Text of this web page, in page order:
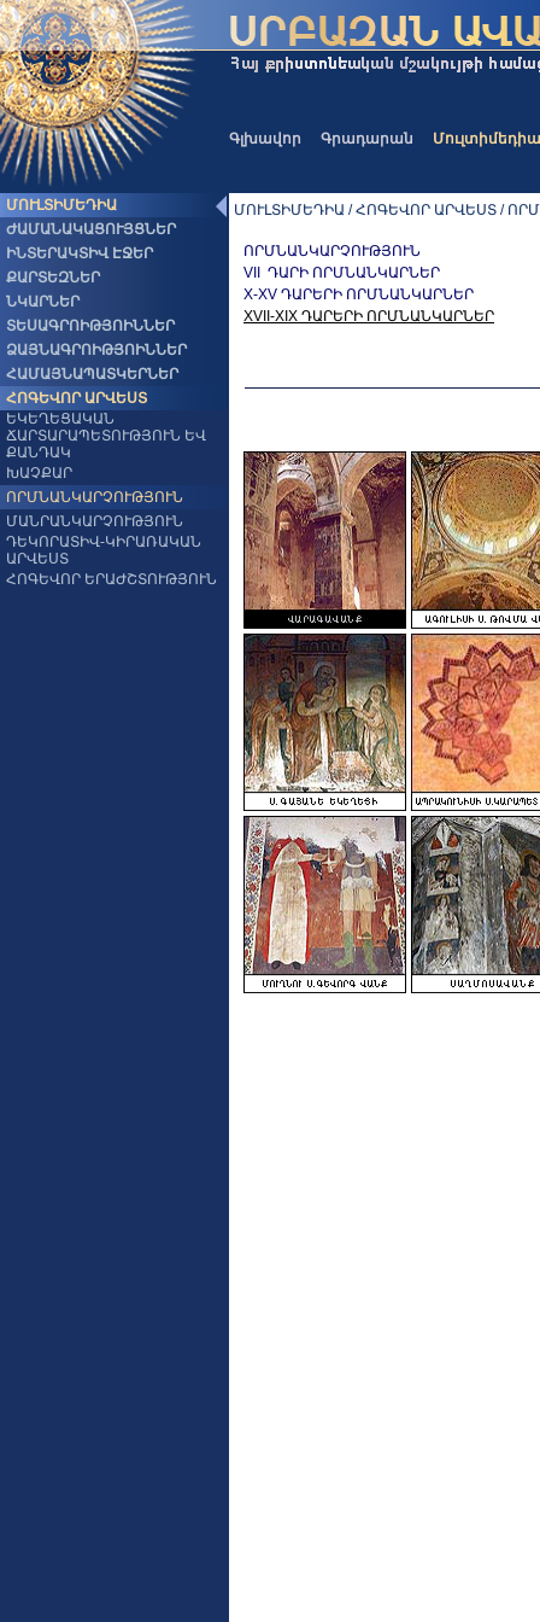
Գլխավոր Գրադարան Մուլտիմեդիա
ՄՈՒԼՏԻՄԵԴԻԱ
ԺԱՄԱՆԱԿԱՑՈՒՅՑՆԵՐ
ԻՆՏԵՐԱԿՏԻՎ ԷՋԵՐ
ՔԱՐՏԵԶՆԵՐ
ՆԿԱՐՆԵՐ
ՏԵՍԱԳՐՈԻԹՅՈԻՆՆԵՐ
ՁԱՅՆԱԳՐՈԻԹՅՈԻՆՆԵՐ
ՀԱՄԱՅՆԱՊԱՏԿԵՐՆԵՐ
ՀՈԳԵՎՈՐ ԱՐՎԵՍՏ
ԵԿԵՂԵՑԱԿԱՆ
ՃԱՐՏԱՐԱՊԵՏՈՒԹՅՈՒՆ ԵՎ
ՔԱՆԴԱԿ
ԽԱՉՔԱՐ
ՈՐՄՆԱՆԿԱՐՉՈՒԹՅՈՒՆ
ՄԱՆՐԱՆԿԱՐՉՈՒԹՅՈՒՆ
ԴԵԿՈՐԱՏԻՎ-ԿԻՐԱՌԱԿԱՆ
ԱՐՎԵՍՏ
ՀՈԳԵՎՈՐ ԵՐԱԺՇՏՈՒԹՅՈՒՆ
ՄՈՒԼՏԻՄԵԴԻԱ / ՀՈԳԵՎՈՐ ԱՐՎԵՍՏ /
ՈՐՄՆԱՆԿԱՐՉՈՒԹՅՈՒՆ
VII ԴԱՐԻ ՈՐՄՆԱՆԿԱՐՆԵՐ
X-XV ԴԱՐԵՐԻ ՈՐՄՆԱՆԿԱՐՆԵՐ
XVII-XIX ԴԱՐԵՐԻ ՈՐՄՆԱՆԿԱՐՆԵՐ